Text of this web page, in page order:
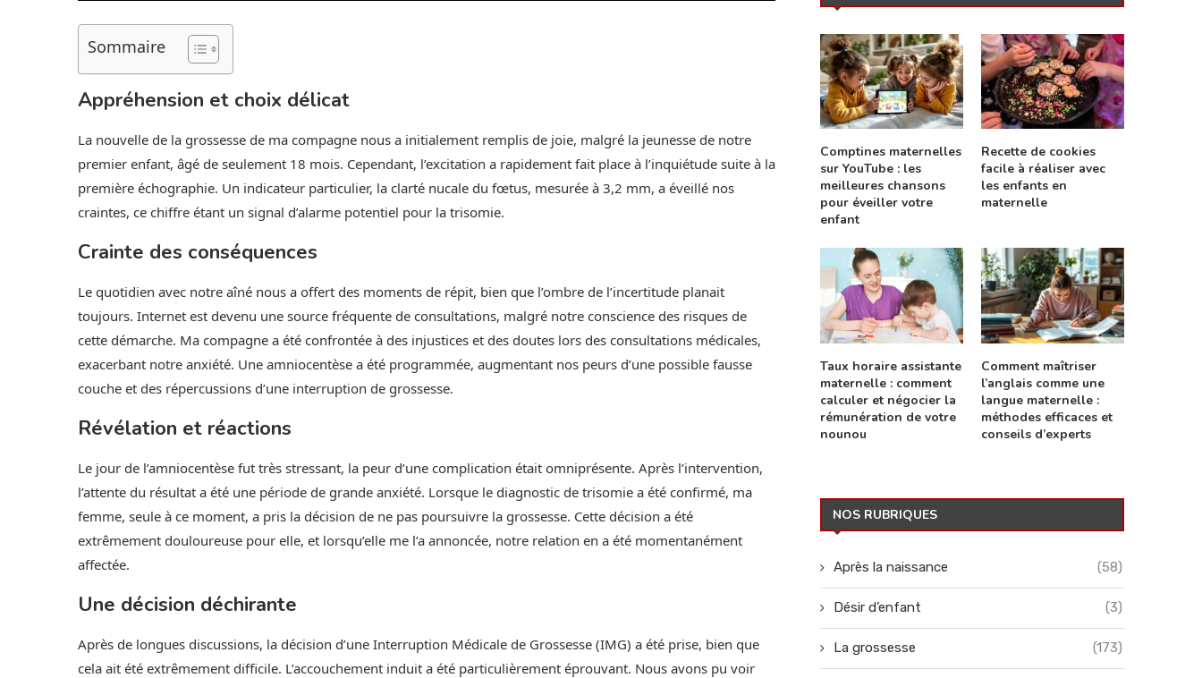
Sommaire
Appréhension et choix délicat
La nouvelle de la grossesse de ma compagne nous a initialement remplis de joie, malgré la jeunesse de notre
premier enfant, âgé de seulement 18 mois. Cependant, l’excitation a rapidement fait place à l’inquiétude suite à la
première échographie. Un indicateur particulier, la clarté nucale du fœtus, mesurée à 3,2 mm, a éveillé nos
craintes, ce chiffre étant un signal d’alarme potentiel pour la trisomie.
Crainte des conséquences
Le quotidien avec notre aîné nous a offert des moments de répit, bien que l’ombre de l’incertitude planait
toujours. Internet est devenu une source fréquente de consultations, malgré notre conscience des risques de
cette démarche. Ma compagne a été confrontée à des injustices et des doutes lors des consultations médicales,
exacerbant notre anxiété. Une amniocentèse a été programmée, augmentant nos peurs d’une possible fausse
couche et des répercussions d’une interruption de grossesse.
Révélation et réactions
Le jour de l’amniocentèse fut très stressant, la peur d’une complication était omniprésente. Après l’intervention,
l’attente du résultat a été une période de grande anxiété. Lorsque le diagnostic de trisomie a été confirmé, ma
femme, seule à ce moment, a pris la décision de ne pas poursuivre la grossesse. Cette décision a été
extrêmement douloureuse pour elle, et lorsqu’elle me l’a annoncée, notre relation en a été momentanément
affectée.
Une décision déchirante
Après de longues discussions, la décision d’une Interruption Médicale de Grossesse (IMG) a été prise, bien que
cela ait été extrêmement difficile. L’accouchement induit a été particulièrement éprouvant. Nous avons pu voir
Comptines maternelles
sur YouTube : les
meilleures chansons
pour éveiller votre
enfant
Recette de cookies
facile à réaliser avec
les enfants en
maternelle
Taux horaire assistante
maternelle : comment
calculer et négocier la
rémunération de votre
nounou
Comment maîtriser
l’anglais comme une
langue maternelle :
méthodes efficaces et
conseils d’experts
NOS RUBRIQUES
Après la naissance (58)
Désir d’enfant (3)
La grossesse (173)